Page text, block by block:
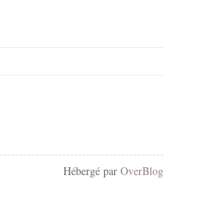
Hébergé par OverBlog